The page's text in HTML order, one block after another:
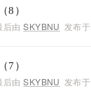
8）
后由 SKYBNU 发布于
7）
后由 SKYBNU 发布于